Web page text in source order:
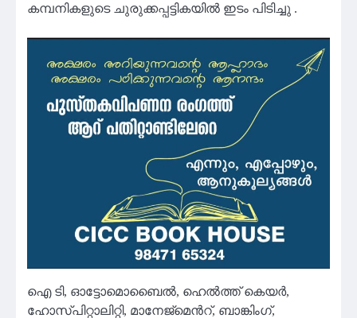
കമ്പനികളുടെ ചുരുക്കപ്പട്ടികയിൽ ഇടം പിടിച്ചു .
ഐ ടി, ഓട്ടോമൊബൈൽ, ഹെൽത്ത് കെയർ,
ഹോസ്പിറ്റാലിറ്റി, മാനേജ്മെൻറ്, ബാങ്കിംഗ്,